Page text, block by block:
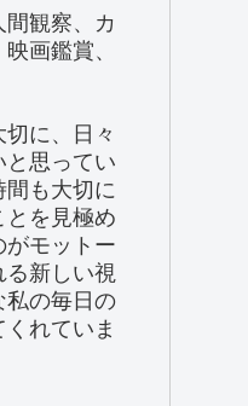
観察、カ
画鑑賞、
に、日々
と思ってい
間も大切に
とを見極め
がモットー
る新しい視
私の毎日の
れていま